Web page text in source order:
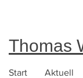
Thomas
Start Aktuell